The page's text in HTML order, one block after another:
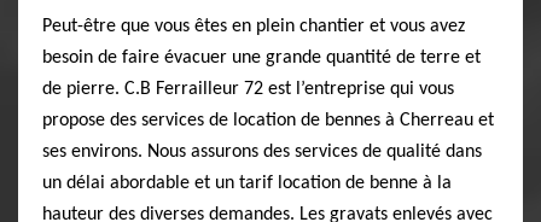
Peut-être que vous êtes en plein chantier et vous avez
besoin de faire évacuer une grande quantité de terre et
de pierre. C.B Ferrailleur 72 est l’entreprise qui vous
propose des services de location de bennes à Cherreau et
ses environs. Nous assurons des services de qualité dans
un délai abordable et un tarif location de benne à la
hauteur des diverses demandes. Les gravats enlevés avec